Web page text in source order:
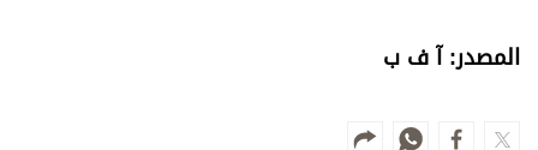
المصدر: آ ف ب